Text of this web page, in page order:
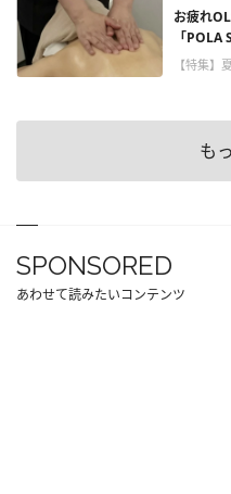
お疲れ
「POLA
【特集】
も
SPONSORED
あわせて読みたいコンテンツ